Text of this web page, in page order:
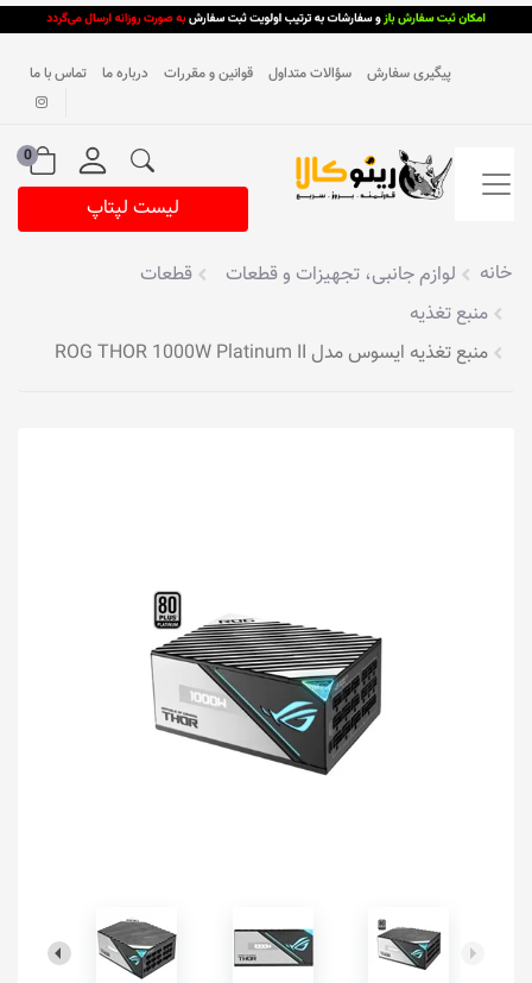
پیگیری سفارش سؤالات متداول قوانین و مقررات درباره ما تماس با ما
0
لیست لپتاپ
خانه لوازم جانبی، تجهیزات و قطعات
قطعات
منبع تغذیه
منبع تغذیه ایسوس مدل ROG THOR 1000W Platinum II